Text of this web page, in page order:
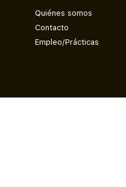
Quiénes somos
Contacto
Empleo/Prácticas